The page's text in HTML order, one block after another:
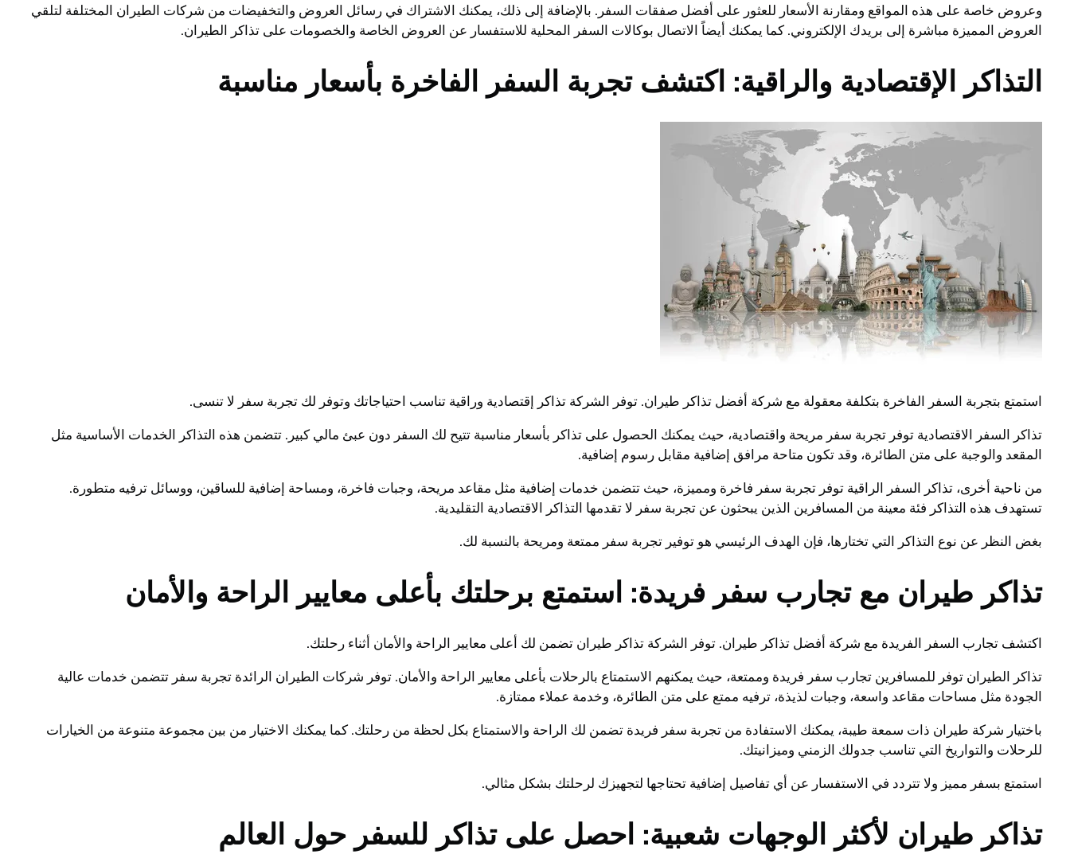
وعروض خاصة على هذه المواقع ومقارنة الأسعار للعثور على أفضل صفقات السفر. بالإضافة إلى ذلك، يمكنك الاشتراك في رسائل العروض والتخفيضات من شركات الطيران المختلفة لتلقي
العروض المميزة مباشرة إلى بريدك الإلكتروني. كما يمكنك أيضاً الاتصال بوكالات السفر المحلية للاستفسار عن العروض الخاصة والخصومات على تذاكر الطيران.
التذاكر الإقتصادية والراقية: اكتشف تجربة السفر الفاخرة بأسعار مناسبة
استمتع بتجربة السفر الفاخرة بتكلفة معقولة مع شركة أفضل تذاكر طيران. توفر الشركة تذاكر إقتصادية وراقية تناسب احتياجاتك وتوفر لك تجربة سفر لا تنسى.
تذاكر السفر الاقتصادية توفر تجربة سفر مريحة واقتصادية، حيث يمكنك الحصول على تذاكر بأسعار مناسبة تتيح لك السفر دون عبئ مالي كبير. تتضمن هذه التذاكر الخدمات الأساسية مثل
المقعد والوجبة على متن الطائرة، وقد تكون متاحة مرافق إضافية مقابل رسوم إضافية.
من ناحية أخرى، تذاكر السفر الراقية توفر تجربة سفر فاخرة ومميزة، حيث تتضمن خدمات إضافية مثل مقاعد مريحة، وجبات فاخرة، ومساحة إضافية للساقين، ووسائل ترفيه متطورة.
تستهدف هذه التذاكر فئة معينة من المسافرين الذين يبحثون عن تجربة سفر لا تقدمها التذاكر الاقتصادية التقليدية.
بغض النظر عن نوع التذاكر التي تختارها، فإن الهدف الرئيسي هو توفير تجربة سفر ممتعة ومريحة بالنسبة لك.
تذاكر طيران مع تجارب سفر فريدة: استمتع برحلتك بأعلى معايير الراحة والأمان
اكتشف تجارب السفر الفريدة مع شركة أفضل تذاكر طيران. توفر الشركة تذاكر طيران تضمن لك أعلى معايير الراحة والأمان أثناء رحلتك.
تذاكر الطيران توفر للمسافرين تجارب سفر فريدة وممتعة، حيث يمكنهم الاستمتاع بالرحلات بأعلى معايير الراحة والأمان. توفر شركات الطيران الرائدة تجربة سفر تتضمن خدمات عالية
الجودة مثل مساحات مقاعد واسعة، وجبات لذيذة، ترفيه ممتع على متن الطائرة، وخدمة عملاء ممتازة.
باختيار شركة طيران ذات سمعة طيبة، يمكنك الاستفادة من تجربة سفر فريدة تضمن لك الراحة والاستمتاع بكل لحظة من رحلتك. كما يمكنك الاختيار من بين مجموعة متنوعة من الخيارات
للرحلات والتواريخ التي تناسب جدولك الزمني وميزانيتك.
استمتع بسفر مميز ولا تتردد في الاستفسار عن أي تفاصيل إضافية تحتاجها لتجهيزك لرحلتك بشكل مثالي.
تذاكر طيران لأكثر الوجهات شعبية: احصل على تذاكر للسفر حول العالم